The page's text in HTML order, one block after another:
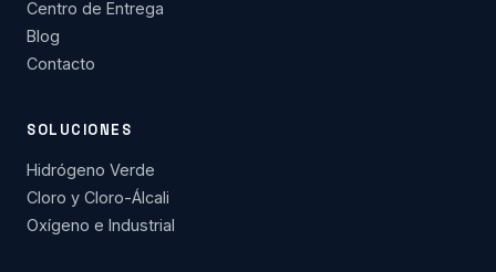
Centro de Entrega
Blog
Contacto
SOLUCIONES
Hidrógeno Verde
Cloro y Cloro-Álcali
Oxígeno e Industrial